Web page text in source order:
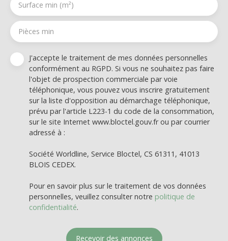
Surface min (m²)
Pièces min
J'accepte le traitement de mes données personnelles
conformément au RGPD. Si vous ne souhaitez pas faire
l'objet de prospection commerciale par voie
téléphonique, vous pouvez vous inscrire gratuitement
sur la liste d'opposition au démarchage téléphonique,
prévu par l'article L223-1 du code de la consommation,
sur le site Internet www.bloctel.gouv.fr ou par courrier
adressé à :
Société Worldline, Service Bloctel, CS 61311, 41013
BLOIS CEDEX.
Pour en savoir plus sur le traitement de vos données
personnelles, veuillez consulter notre politique de
confidentialité.
Recevoir des annonces